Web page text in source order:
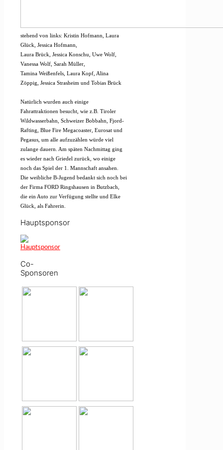
stehend von links: Kristin Hofmann, Laura
Glück, Jessica Hofmann,
Laura Brück, Jessica Konschu, Uwe Wolf,
Vanessa Wolf, Sarah Müller,
Tamina Weißenfels, Laura Kopf, Alina
Zöppig, Jessica Strasheim und Tobias Brück
Natürlich wurden auch einige
Fahrattraktionen besucht, wie z.B. Tiroler
Wildwasserbahn, Schweizer Bobbahn, Fjord-
Rafting, Blue Fire Megacoaster, Eurosat und
Pegasus, um alle aufzuzählen würde viel
zulange dauern. Am späten Nachmittag ging
es wieder nach Griedel zurück, wo einige
noch das Spiel der 1. Mannschaft ansahen.
Die weibliche B-Jugend bedankt sich noch bei
der Firma FORD Ringshausen in Butzbach,
die ein Auto zur Verfügung stellte und Elke
Glück, als Fahrerin.
Hauptsponsor
Co-
Sponsoren